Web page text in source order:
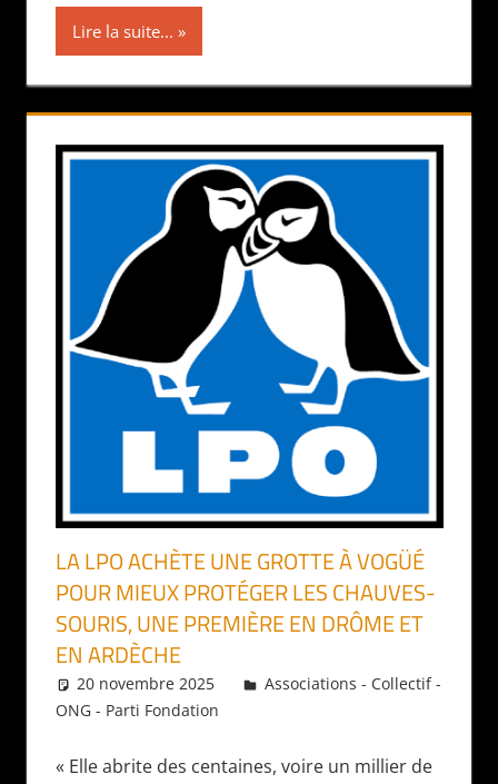
Lire la suite...
LA LPO ACHÈTE UNE GROTTE À VOGÜÉ
POUR MIEUX PROTÉGER LES CHAUVES-
SOURIS, UNE PREMIÈRE EN DRÔME ET
EN ARDÈCHE
20 novembre 2025 Daniel
Associations - Collectif -
ONG - Parti Fondation
« Elle abrite des centaines, voire un millier de